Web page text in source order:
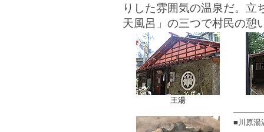
りした雰囲気の温泉だ。立
天風呂」の三つで村民の憩
王湯
■川原湯